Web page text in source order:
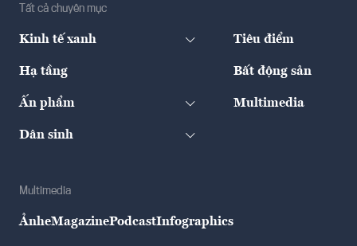
Tất cả chuyên mục
Kinh tế xanh Tiêu điểm
Hạ tầng Bất động sản
Ấn phẩm Multimedia
Dân sinh
Multimedia
ẢnheMagazinePodcastInfographics